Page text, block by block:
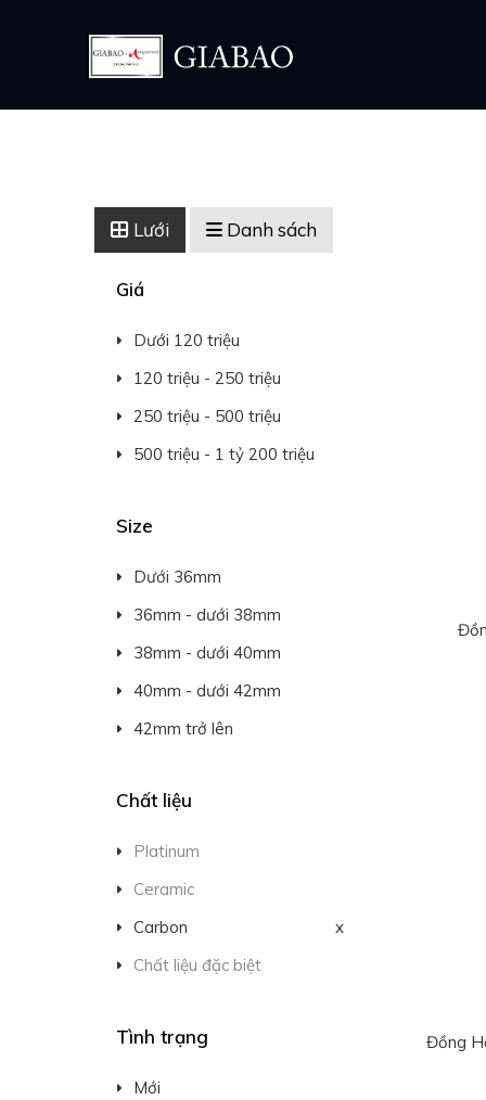
Lưới Danh sách
Giá
Dưới 120 triệu
120 triệu - 250 triệu
250 triệu - 500 triệu
500 triệu - 1 tỷ 200 triệu
Size
Dưới 36mm
36mm - dưới 38mm
38mm - dưới 40mm
40mm - dưới 42mm
42mm trở lên
Chất liệu
Platinum
Ceramic
Carbon
x
Chất liệu đặc biệt
Tình trạng
Mới
Đồng